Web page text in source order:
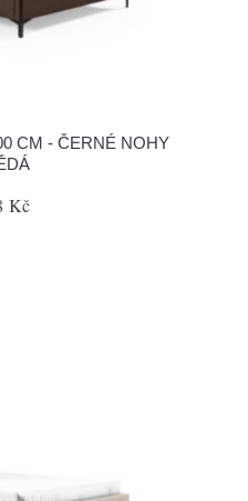
CM - ČERNÉ NOHY
Kč